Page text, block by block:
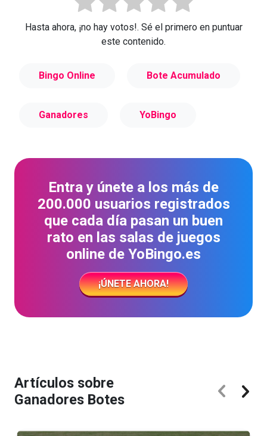
Hasta ahora, ¡no hay votos!. Sé el primero en puntuar
este contenido.
Bingo Online Bote Acumulado
Ganadores YoBingo
Entra y únete a los más de
200.000 usuarios registrados
que cada día pasan un buen
rato en las salas de juegos
online de YoBingo.es
¡ÚNETE AHORA!
Artículos sobre
Ganadores Botes